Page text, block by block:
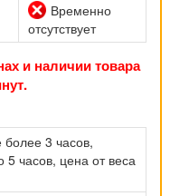
Временно
отсутствует
и наличии товара
3 часов,
5 часов, цена от веса